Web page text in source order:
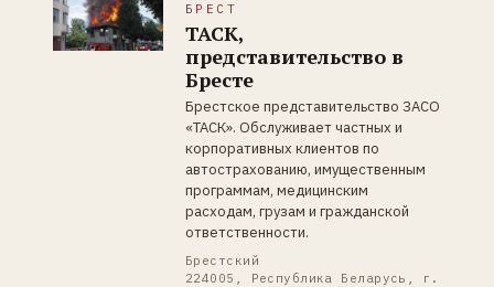
БРЕСТ
ТАСК,
представительство в
Бресте
Брестское представительство ЗАСО
«ТАСК». Обслуживает частных и
корпоративных клиентов по
автострахованию, имущественным
программам, медицинским
расходам, грузам и гражданской
ответственности.
Брестский
224005, Республика Беларусь, г.